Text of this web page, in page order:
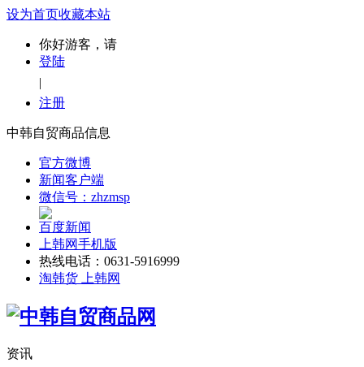
设为首页收藏本站
你好游客，请
登陆
|
注册
中韩自贸商品信息
官方微博
新闻客户端
微信号：zhzmsp
百度新闻
上韩网手机版
热线电话：0631-5916999
淘韩货 上韩网
资讯